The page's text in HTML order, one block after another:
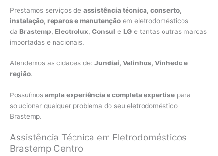
Prestamos serviços de assistência técnica, conserto,
instalação, reparos e manutenção em eletrodomésticos
da Brastemp, Electrolux, Consul e LG e tantas outras marcas
importadas e nacionais.
Atendemos as cidades de: Jundiaí, Valinhos, Vinhedo e
região.
Possuímosampla experiência e completa expertise para
solucionar qualquer problema do seu eletrodoméstico
Brastemp.
Assistência Técnica em Eletrodomésticos
Brastemp Centro